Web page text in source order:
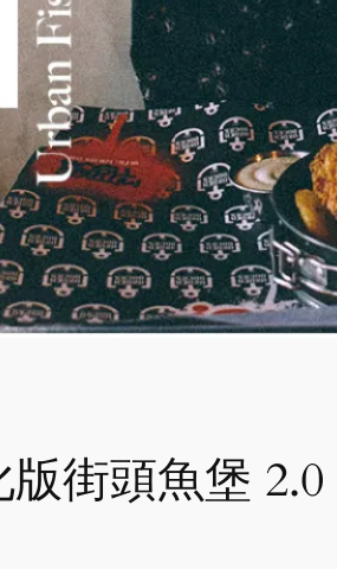
街頭魚堡 2.0